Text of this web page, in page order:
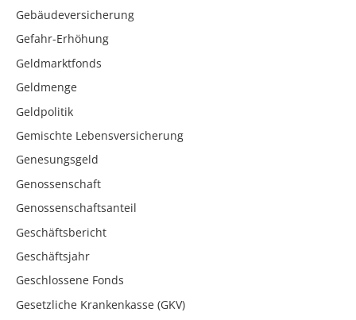
Gebäudeversicherung
Gefahr-Erhöhung
Geldmarktfonds
Geldmenge
Geldpolitik
Gemischte Lebensversicherung
Genesungsgeld
Genossenschaft
Genossenschaftsanteil
Geschäftsbericht
Geschäftsjahr
Geschlossene Fonds
Gesetzliche Krankenkasse (GKV)